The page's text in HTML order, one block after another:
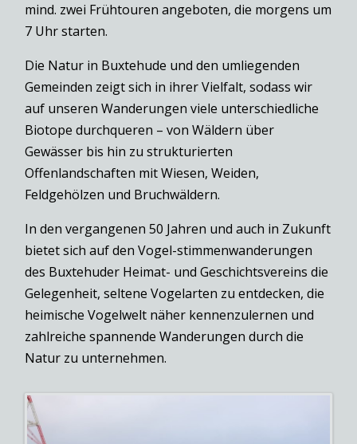
mind. zwei Frühtouren angeboten, die morgens um
7 Uhr starten.
Die Natur in Buxtehude und den umliegenden
Gemeinden zeigt sich in ihrer Vielfalt, sodass wir
auf unseren Wanderungen viele unterschiedliche
Biotope durchqueren – von Wäldern über
Gewässer bis hin zu strukturierten
Offenlandschaften mit Wiesen, Weiden,
Feldgehölzen und Bruchwäldern.
In den vergangenen 50 Jahren und auch in Zukunft
bietet sich auf den Vogel-stimmenwanderungen
des Buxtehuder Heimat- und Geschichtsvereins die
Gelegenheit, seltene Vogelarten zu entdecken, die
heimische Vogelwelt näher kennenzulernen und
zahlreiche spannende Wanderungen durch die
Natur zu unternehmen.